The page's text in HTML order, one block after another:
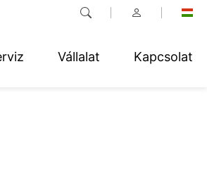
Vállalat Kapcsolat